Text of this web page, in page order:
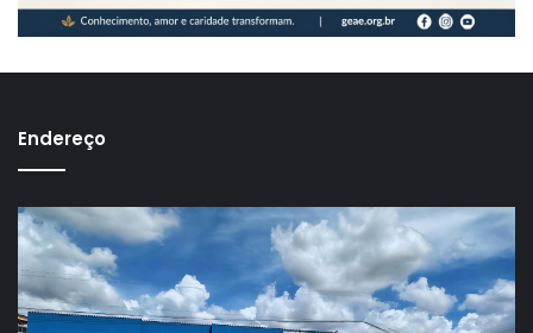
Endereço